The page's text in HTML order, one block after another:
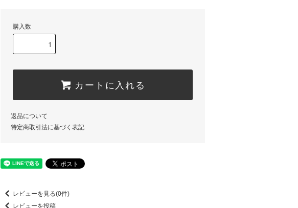
購入数
カートに入れる
返品について
特定商取引法に基づく表記
レビューを見る(0件)
レビューを投稿